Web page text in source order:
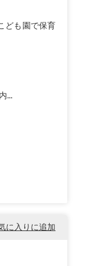
ども園で保育
...
に入りに追加